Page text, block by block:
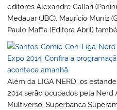
editores Alexandre Callari
Medauar (JBC), Maurício Muniz
Paulo Maffia (Editora Abril)
Além da LIGA NERD, os
2014 serão ocupados pela Nerd
Multiverso, Superbanca